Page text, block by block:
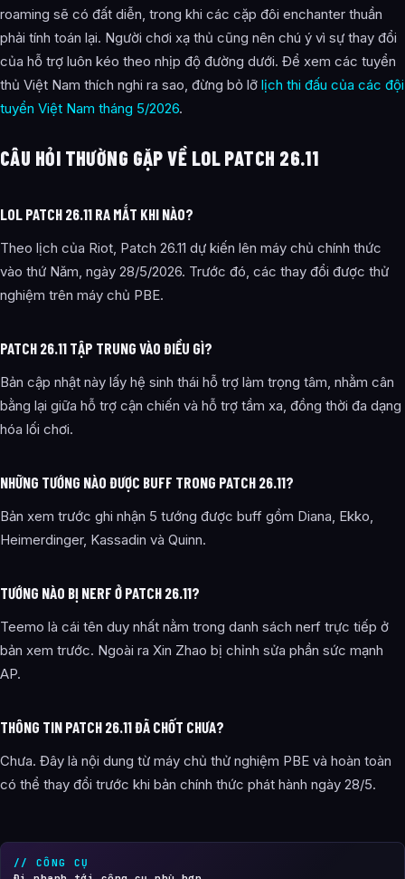
roaming sẽ có đất diễn, trong khi các cặp đôi enchanter thuần
phải tính toán lại. Người chơi xạ thủ cũng nên chú ý vì sự thay đổi
của hỗ trợ luôn kéo theo nhịp độ đường dưới. Để xem các tuyển
thủ Việt Nam thích nghi ra sao, đừng bỏ lỡ lịch thi đấu của các đội
tuyển Việt Nam tháng 5/2026.
CÂU HỎI THƯỜNG GẶP VỀ LOL PATCH 26.11
LOL PATCH 26.11 RA MẮT KHI NÀO?
Theo lịch của Riot, Patch 26.11 dự kiến lên máy chủ chính thức
vào thứ Năm, ngày 28/5/2026. Trước đó, các thay đổi được thử
nghiệm trên máy chủ PBE.
PATCH 26.11 TẬP TRUNG VÀO ĐIỀU GÌ?
Bản cập nhật này lấy hệ sinh thái hỗ trợ làm trọng tâm, nhằm cân
bằng lại giữa hỗ trợ cận chiến và hỗ trợ tầm xa, đồng thời đa dạng
hóa lối chơi.
NHỮNG TƯỚNG NÀO ĐƯỢC BUFF TRONG PATCH 26.11?
Bản xem trước ghi nhận 5 tướng được buff gồm Diana, Ekko,
Heimerdinger, Kassadin và Quinn.
TƯỚNG NÀO BỊ NERF Ở PATCH 26.11?
Teemo là cái tên duy nhất nằm trong danh sách nerf trực tiếp ở
bản xem trước. Ngoài ra Xin Zhao bị chỉnh sửa phần sức mạnh
AP.
THÔNG TIN PATCH 26.11 ĐÃ CHỐT CHƯA?
Chưa. Đây là nội dung từ máy chủ thử nghiệm PBE và hoàn toàn
có thể thay đổi trước khi bản chính thức phát hành ngày 28/5.
// CÔNG CỤ